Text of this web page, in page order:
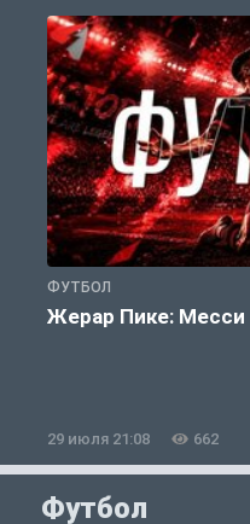
ФУТБОЛ
Жерар Пике: Месси
29 июля 21:08 662
Футбол